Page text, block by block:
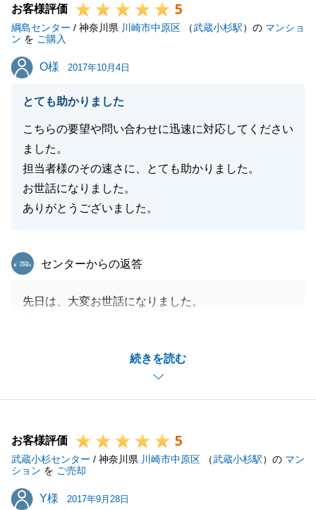
S様よりご指摘を頂きました件につきまして、真摯に
受け止め、今後の営業活用に活かして参ります。
今後お手伝い出来ることがございましたら、是非東急
リバブルをお引き立て頂ければ幸いです。
お客様評価 5
綱島センター / 神奈川県 川崎市中原区 （武蔵小杉駅）の マンショ
ン を ご購入
O様
O様 2017年10月4日
とても助かりました
こちらの要望や問い合わせに迅速に対応してください
ました。
担当者様のその速さに、とても助かりました。
お世話になりました。
ありがとうございました。
続きを読む
東急リバブル
センターからの返答
先日は、大変お世話になりました。
また当店の近くにお越し頂いた際は、お気軽にご来店
閉じる
お客様評価 5
武蔵小杉センター / 神奈川県 川崎市中原区 （武蔵小杉駅）の マン
ション を ご売却
Y様
Y様 2017年9月28日